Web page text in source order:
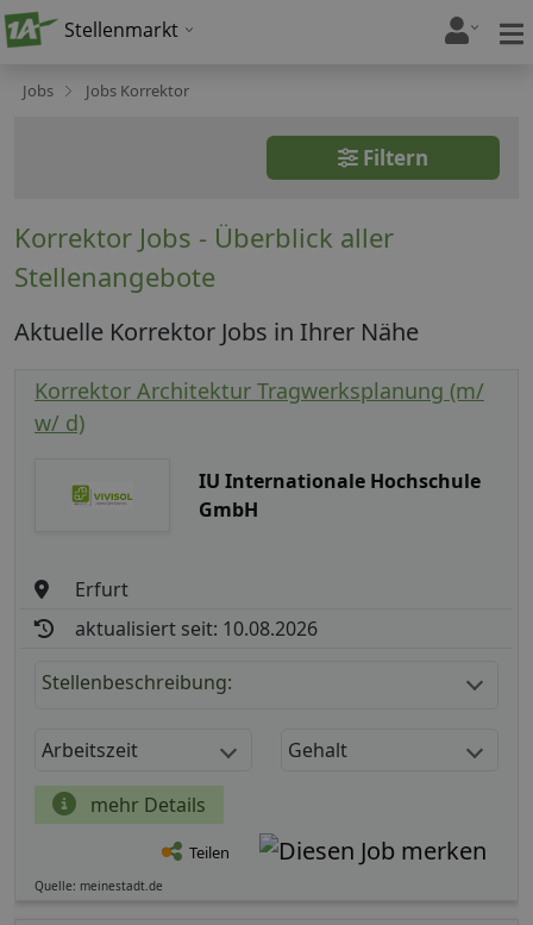
Stellenmarkt
Jobs Jobs Korrektor
Filtern
Korrektor Jobs - Überblick aller
Stellenangebote
Aktuelle Korrektor Jobs in Ihrer Nähe
Korrektor Architektur Tragwerksplanung (m/
w/ d)
IU Internationale Hochschule
GmbH
Erfurt
aktualisiert seit: 10.08.2026
Stellenbeschreibung:
Arbeitszeit Gehalt
mehr Details
Teilen
Quelle: meinestadt.de